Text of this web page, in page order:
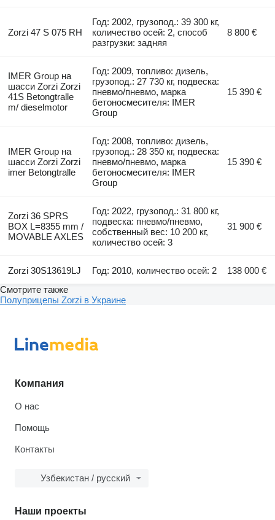
Zorzi 47 S 075 RH
Год: 2002, грузопод.: 39 300 кг,
количество осей: 2, способ
разгрузки: задняя
8 800 €
IMER Group на
шасси Zorzi Zorzi
41S Betongtralle
m/ dieselmotor
Год: 2009, топливо: дизель,
грузопод.: 27 730 кг, подвеска:
пневмо/пневмо, марка
бетоносмесителя: IMER
Group
15 390 €
IMER Group на
шасси Zorzi Zorzi
imer Betongtralle
Год: 2008, топливо: дизель,
грузопод.: 28 350 кг, подвеска:
пневмо/пневмо, марка
бетоносмесителя: IMER
Group
15 390 €
Zorzi 36 SPRS
BOX L=8355 mm /
MOVABLE AXLES
Год: 2022, грузопод.: 31 800 кг,
подвеска: пневмо/пневмо,
собственный вес: 10 200 кг,
количество осей: 3
31 900 €
Zorzi 30S13619LJ Год: 2010, количество осей: 2
138 000 €
Смотрите также
Полуприцепы Zorzi в Украине
Компания
О нас
Помощь
Контакты
Узбекистан / русский
Наши проекты